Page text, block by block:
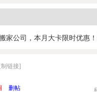
家公司，本月大卡限时优惠！
链接]
删帖